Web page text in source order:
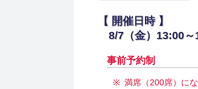
【 開催日時 】
8/7（金）13:00～
事前予約制
満席（200席）に